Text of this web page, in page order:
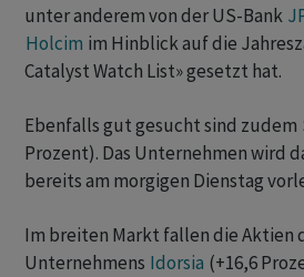
unter anderem von der US-Bank
Holcim im Hinblick auf die
Catalyst Watch List» gesetzt hat.
Ebenfalls gut gesucht sind zudem
Prozent). Das Unternehmen wird
bereits am morgigen Dienstag
Im breiten Markt fallen die Aktien
Unternehmens Idorsia (+16,6